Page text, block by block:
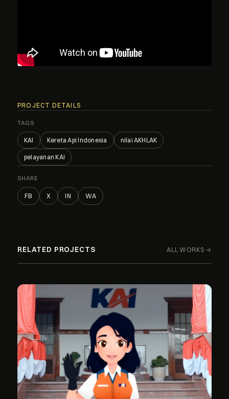
PROJECT DETAILS
TAGS
KAI Kereta Api Indonesia nilai AKHLAK
pelayanan KAI
SHARE
FB X IN WA
RELATED PROJECTS ALL WORKS →